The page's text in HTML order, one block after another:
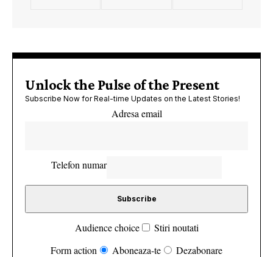
Unlock the Pulse of the Present
Subscribe Now for Real-time Updates on the Latest Stories!
Adresa email
Telefon numar
Audience choice
Stiri noutati
Form action
Aboneaza-te
Dezabonare